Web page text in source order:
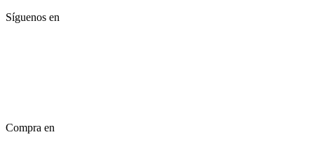
Síguenos en
Compra en